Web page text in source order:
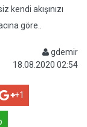
akışınızı
göre..
gdemir
18.08.2020 02:54
+1